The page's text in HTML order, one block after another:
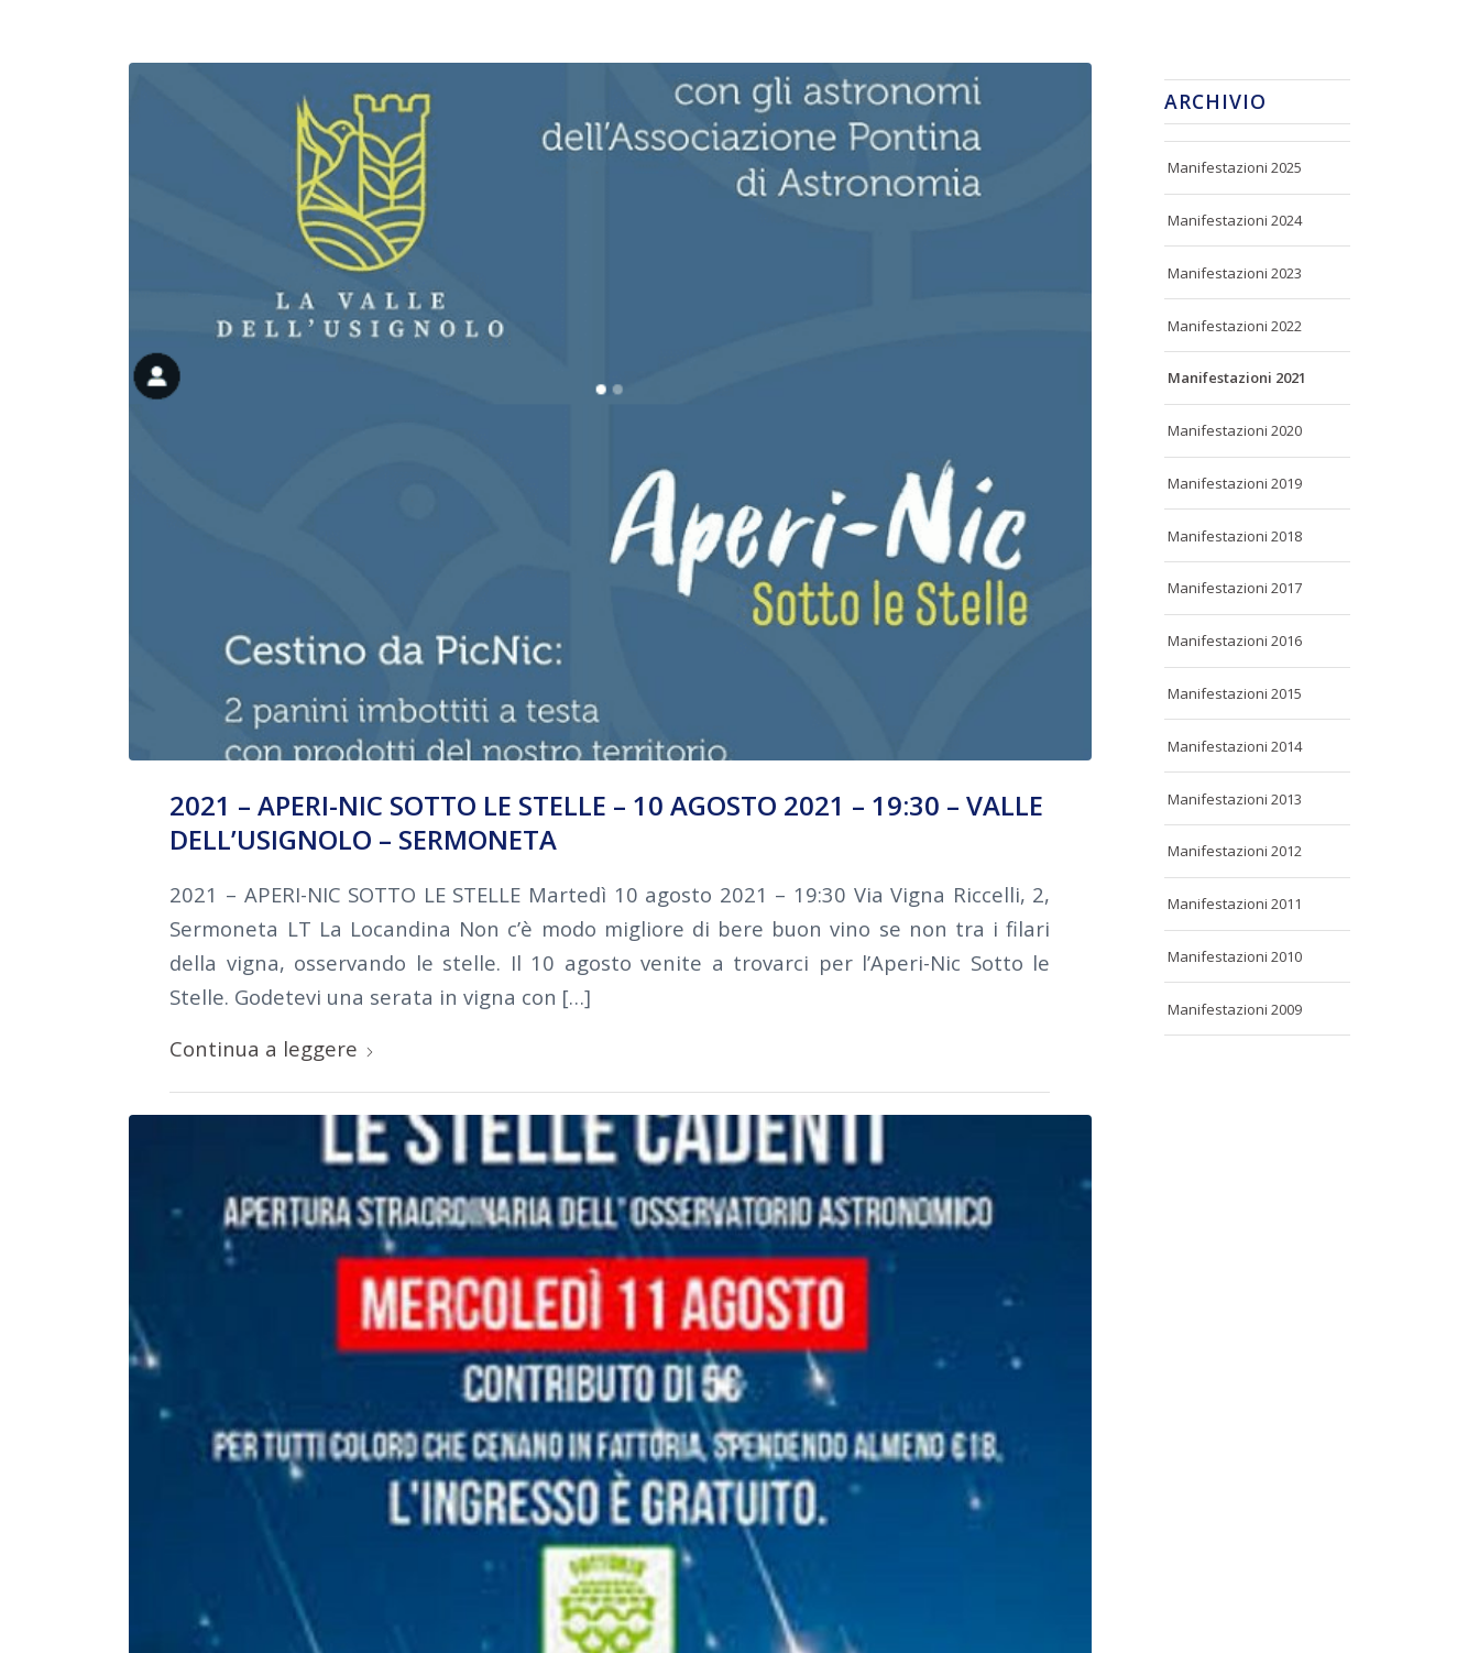
2021 – APERI-NIC SOTTO LE STELLE – 10 AGOSTO 2021 – 19:30 – VALLE
DELL’USIGNOLO – SERMONETA
2021 – APERI-NIC SOTTO LE STELLE Martedì 10 agosto 2021 – 19:30 Via Vigna Riccelli, 2,
Sermoneta LT La Locandina Non c’è modo migliore di bere buon vino se non tra i filari
della vigna, osservando le stelle. Il 10 agosto venite a trovarci per l’Aperi-Nic Sotto le
Stelle. Godetevi una serata in vigna con […]
Continua a leggere
ARCHIVIO
Manifestazioni 2025
Manifestazioni 2024
Manifestazioni 2023
Manifestazioni 2022
Manifestazioni 2021
Manifestazioni 2020
Manifestazioni 2019
Manifestazioni 2018
Manifestazioni 2017
Manifestazioni 2016
Manifestazioni 2015
Manifestazioni 2014
Manifestazioni 2013
Manifestazioni 2012
Manifestazioni 2011
Manifestazioni 2010
Manifestazioni 2009